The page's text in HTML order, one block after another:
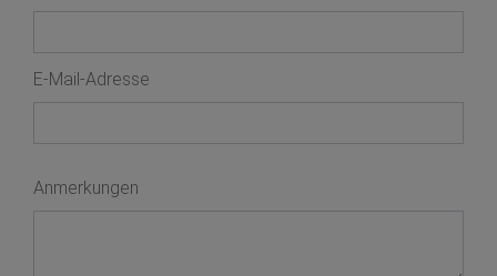
E-Mail-Adresse
Anmerkungen